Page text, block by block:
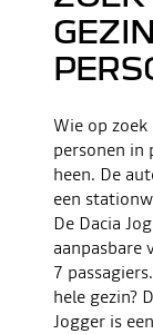
Wie op
personen in
heen. De
een
De Dacia
aanpasbare
7
hele gezin?
Jogger is